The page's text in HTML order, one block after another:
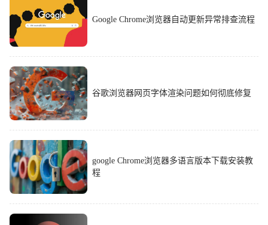
Google Chrome浏览器自动更新异常排查流程
谷歌浏览器网页字体渲染问题如何彻底修复
google Chrome浏览器多语言版本下载安装教
程